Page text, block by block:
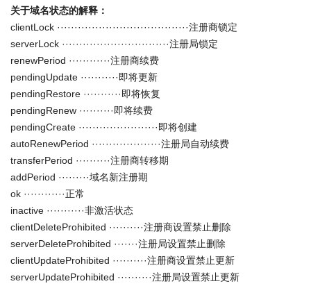
关于域名状态的解释：
clientLock ······································注册商锁定
serverLock ·······························注册局锁定
renewPeriod ············注册商续费
pendingUpdate ···········即将更新
pendingRestore ···········即将恢复
pendingRenew ··········即将续费
pendingCreate ·······················即将创建
autoRenewPeriod ····················注册局自动续费
transferPeriod ··········注册商转移期
addPeriod ·········域名新注册期
ok ············正常
inactive ···········非激活状态
clientDeleteProhibited ··········注册商设置禁止删除
serverDeleteProhibited ·······注册局设置禁止删除
clientUpdateProhibited ··········注册商设置禁止更新
serverUpdateProhibited ··········注册局设置禁止更新